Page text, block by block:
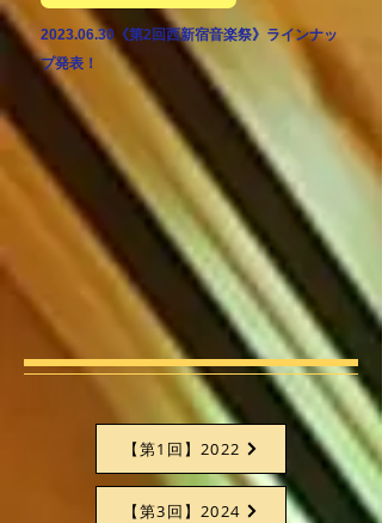
2023.06.30 《第2回西新宿音楽祭》ラインナッ
プ発表！
【第1回】2022
【第3回】2024